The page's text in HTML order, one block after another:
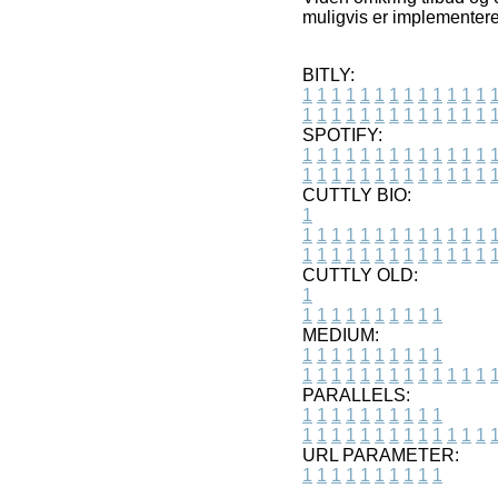
muligvis er
BITLY:
1 1 1 1 1 1 1 1 1 1 1 1 1 1
1 1 1 1 1 1 1 1 1 1 1 1 1 1
SPOTIFY:
1 1 1 1 1 1 1 1 1 1 1 1 1 1
1 1 1 1 1 1 1 1 1 1 1 1 1 1
CUTTLY BIO:
1
1 1 1 1 1 1 1 1 1 1 1 1 1 1
1 1 1 1 1 1 1 1 1 1 1 1 1 1
CUTTLY OLD:
1
1 1 1 1 1 1 1 1 1 1
MEDIUM:
1 1 1 1 1 1 1 1 1 1
1 1 1 1 1 1 1 1 1 1 1 1 1 1
PARALLELS:
1 1 1 1 1 1 1 1 1 1
1 1 1 1 1 1 1 1 1 1 1 1 1 1
URL PARAMETER:
1 1 1 1 1 1 1 1 1 1